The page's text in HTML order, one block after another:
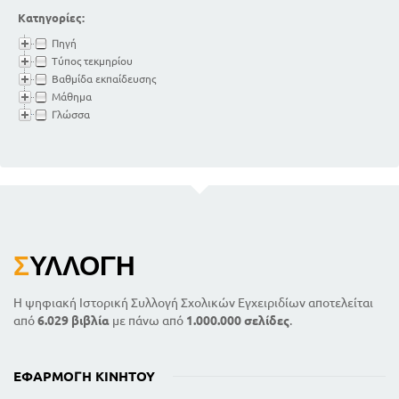
Κατηγορίες:
Πηγή
Τύπος τεκμηρίου
Βαθμίδα εκπαίδευσης
Μάθημα
Γλώσσα
ΣΥΛΛΟΓΉ
Η ψηφιακή Ιστορική Συλλογή Σχολικών Εγχειριδίων αποτελείται
από6.029 βιβλία με πάνω από 1.000.000 σελίδες.
ΕΦΑΡΜΟΓΉ ΚΙΝΗΤΟΎ